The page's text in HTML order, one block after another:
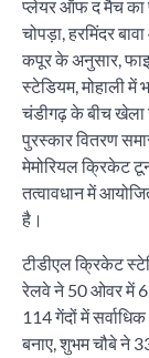
प्लेयर ऑफ द मैच का
चोपड़ा, हरमिंदर
कपूर के अनुसार,
स्टेडियम, मोहाली में
चंडीगढ़ के बीच खेला
पुरस्कार वितरण
मेमोरियल क्रिकेट
तत्वावधान में
है।
टीडीएल क्रिकेट
रेलवे ने 50 ओवर में
114 गेंदों में
बनाए, शुभम चौबे ने